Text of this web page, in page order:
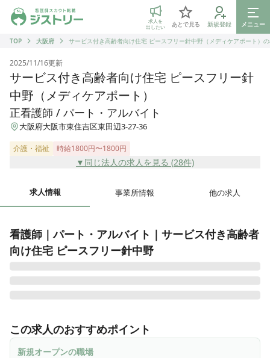
ジストリー 看護師の転職マッチング
求人を
出したい
あとで見る 新規登録
メニュー
TOP
大阪府 サービス付き高齢者向け住宅 ピースフリー針中野（メディケアポート）
2025/11/16更新
サービス付き高齢者向け住宅 ピースフリー針
中野（メディケアポート）
正看護師 / パート・アルバイト
大阪府大阪市東住吉区東田辺3-27-36
介護・福祉 時給1800円〜1800円
▼同じ法人の求人を見る (28件)
求人情報 事業所情報 他の求人
看護師｜パート・アルバイト｜サービス付き高齢者
向け住宅 ピースフリー針中野
堺市に2施設目の展開となる、完成したばかりのキレイな職場
でのお仕事です★ 新しい施設なので、新たに集まる仲間と一
緒に作り上げていく楽しさがありますよ♪
この求人のおすすめポイント
新規オープンの職場